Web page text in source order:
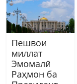
Пешвои
миллат
Эмомалӣ
Раҳмон ба